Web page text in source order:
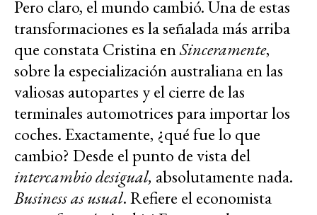
Pero claro, el mundo cambió. Una de estas
transformaciones es la señalada más arriba
que constata Cristina enSinceramente,
sobre la especialización australiana en las
valiosas autopartes y el cierre de las
terminales automotrices para importar los
coches. Exactamente, ¿qué fue lo que
cambio? Desde el punto de vista del
intercambio desigual, absolutamente nada.
Business as usual. Refiere el economista